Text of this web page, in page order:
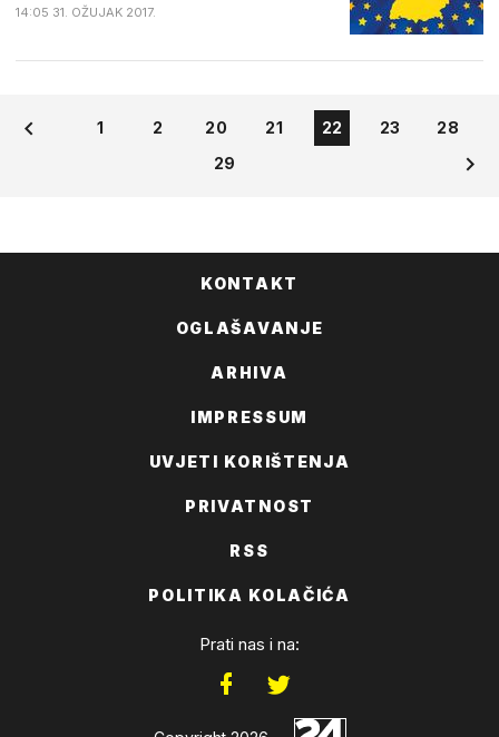
14:05 31. OŽUJAK 2017.
1 2 20 21 22 23
28
29
KONTAKT
OGLAŠAVANJE
ARHIVA
IMPRESSUM
UVJETI KORIŠTENJA
PRIVATNOST
RSS
POLITIKA KOLAČIĆA
Prati nas i na: